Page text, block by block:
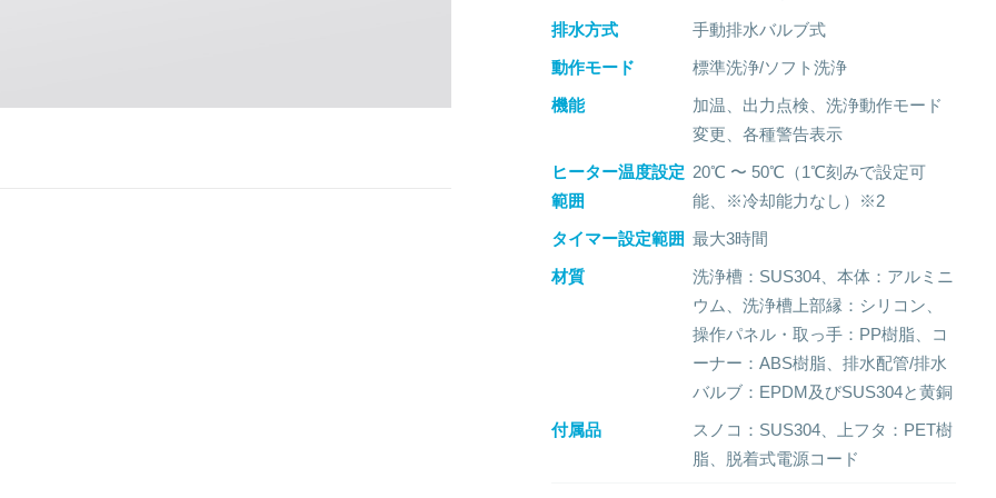
排水方式
手動排水バルブ式
動作モード
標準洗浄/ソフト洗浄
機能
加温、出力点検、洗浄動作モード
変更、各種警告表示
ヒーター温度設定
範囲
20℃ 〜 50℃（1℃刻みで設定可
能、※冷却能力なし）※2
タイマー設定範囲 最大3時間
材質
洗浄槽：SUS304、本体：アルミニ
ウム、洗浄槽上部縁：シリコン、
操作パネル・取っ手：PP樹脂、コ
ーナー：ABS樹脂、排水配管/排水
バルブ：EPDM及びSUS304と黄銅
付属品
スノコ：SUS304、上フタ：PET樹
脂、脱着式電源コード